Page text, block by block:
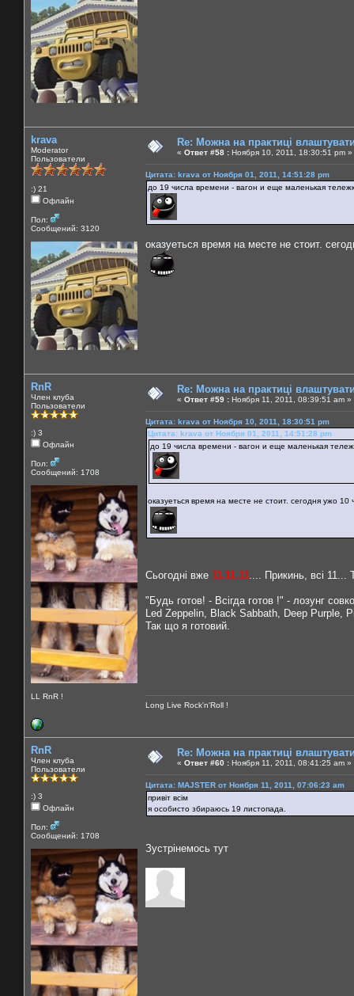
krava
Moderator
Пользователи
:) 21
Офлайн
Пол:
Сообщений: 3120
Re: Можна на практиці
« Ответ #58 : Ноября 10, 2011, 18:30:51 pm »
Цитата: krava от Ноября 01, 2011, 14:51:28 pm
до 19 числа времени - вагон и еще маленькая
оказуеться время на месте не стоит.
RnR
Член клуба
Пользователи
:) 3
Офлайн
Пол:
Сообщений: 1708
LL RnR !
Re: Можна на практиці
« Ответ #59 : Ноября 11, 2011, 08:39:51 am »
Цитата: krava от Ноября 10, 2011, 18:30:51 pm
Цитата: krava от Ноября 01, 2011, 14:51:28 pm
до 19 числа времени - вагон и еще маленькая
оказуеться время на месте не стоит. сегодня ужо 10
Сьогодні вже 11.11.11 .... Прикинь, всі
"Будь готов! - Всігда готов !" - лозунг
Led Zeppelin, Black Sabbath, Deep Purple,
Так що я готовий.
Long Live Rock'n'Roll !
RnR
Член клуба
Пользователи
:) 3
Офлайн
Пол:
Сообщений: 1708
Re: Можна на практиці
« Ответ #60 : Ноября 11, 2011, 08:41:25 am »
Цитата: MAJSTER от Ноября 11, 2011, 07:06:23 am
привіт всім
я особисто збираюсь 19 листопада.
Зустрінемось тут